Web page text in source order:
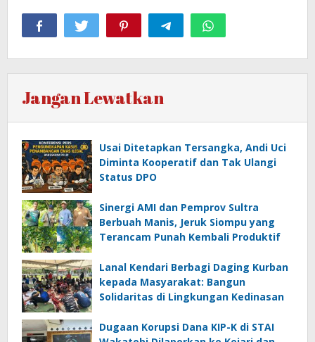
Jangan Lewatkan
Usai Ditetapkan Tersangka, Andi Uci
Diminta Kooperatif dan Tak Ulangi
Status DPO
Sinergi AMI dan Pemprov Sultra
Berbuah Manis, Jeruk Siompu yang
Terancam Punah Kembali Produktif
Lanal Kendari Berbagi Daging Kurban
kepada Masyarakat: Bangun
Solidaritas di Lingkungan Kedinasan
Dugaan Korupsi Dana KIP-K di STAI